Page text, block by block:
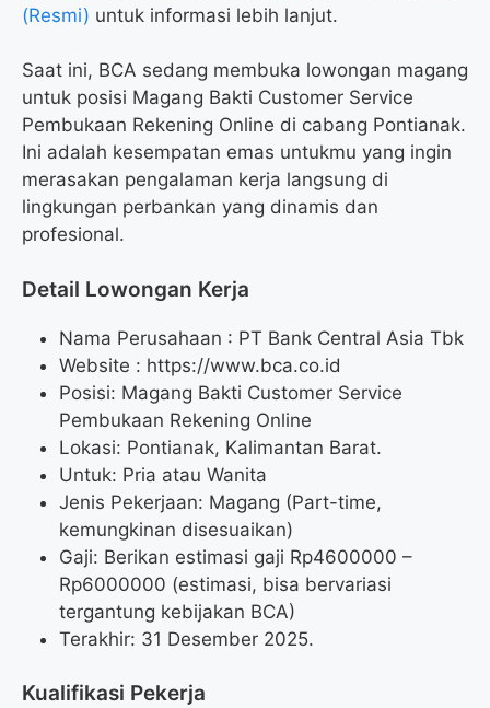
(Resmi) untuk informasi lebih lanjut.
Saat ini, BCA sedang membuka lowongan magang
untuk posisi Magang Bakti Customer Service
Pembukaan Rekening Online di cabang Pontianak.
Ini adalah kesempatan emas untukmu yang ingin
merasakan pengalaman kerja langsung di
lingkungan perbankan yang dinamis dan
profesional.
Detail Lowongan Kerja
Nama Perusahaan : PT Bank Central Asia Tbk
Website : https://www.bca.co.id
Posisi: Magang Bakti Customer Service
Pembukaan Rekening Online
Lokasi: Pontianak, Kalimantan Barat.
Untuk: Pria atau Wanita
Jenis Pekerjaan: Magang (Part-time,
kemungkinan disesuaikan)
Gaji: Berikan estimasi gaji Rp4600000 –
Rp6000000 (estimasi, bisa bervariasi
tergantung kebijakan BCA)
Terakhir: 31 Desember 2025.
Kualifikasi Pekerja